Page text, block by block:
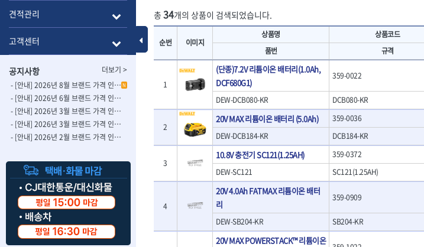
Toggle Menu
- 롱별소켓
- 임팩롱별소켓
- 육각비트소켓
- 임팩육각비트소켓
- 별비트소켓
- XZN비트소켓
- 임팩육각비트
- 임팩비트
- 유니버셜조인트
- 연결대
- 임팩연결대
- 볼연결대
- 라쳇핸들
- 오스타세트
- 파이프가공기
- 파이프바이스
- 유압전선압착기
- 듀잇밴더
- 마이크로드레인
- 마이크로릴
- 시스네이크컴팩
- 시스네이크미니릴
- 시스네이크
- 배관검사용모니터
- 내시경카메라
- 라인송신기
- 탐지용수신기
- 콤비네이션청소기
- 수동스피너
- 프렉스샤프트
- 케이블타이
- 스피커
안전용품
- 안전안경
- 안전고글
- 방진마스크
- 방독마스크
- 보호복
- 장갑
- 낙하방지코드
- 열풍기
- 히터
- 충전식분무기
자동차공구.장비
자동차용장비
- 타이어탈착기
FLEX
FLEXCUT
HAZET
ISOTOOL
JOKARI KAKURI
KHEIRON KLEIN
KTC KUKEN
LIENIELSEN
LOCTITE LOGOSOL(AGMA)
MAFELL
MARTOR MAYHEW
MORSE
NANIWA NICHOLSON
OSEIN
PB PFEIL
RICHMOND RIDGID
ROTHENBERGER
RUBI RUKO
SCANGRIP
Scanprobe SENCI
SICE
SKIL SMOOS
STANZANI SWANSON
THETA -직판오일등
THETA-공구함 THETA-드라이버
견적관리
고객센터
공지사항
더보기 >
- [안내] 2026년 8월 브랜드 가격 인상 사전 안내의 건 N
- [안내] 2026년 6월 브랜드 가격 인상 사전 안내의 건
- [안내] 2026년 3월 브랜드 가격 인상 사전 안내의 건-2
- [안내] 2026년 3월 브랜드 가격 인상 사전 안내의 건
- [안내] 2026년 2월 브랜드 가격 인상 사전 안내의 건
총 34개의 상품이 검색되었습니다.
순번 이미지
상품명 상품코드
품번
규격
1
(단종)7.2V 리튬이온 배터리(1.0Ah,
DCF680G1)
359-0022
DEW-DCB080-KR DCB080-KR
2
20V MAX 리튬이온 배터리 (5.0Ah) 359-0036
DEW-DCB184-KR
DCB184-KR
3
10.8V 충전기 SC121(1.25AH) 359-0372
DEW-SC121
SC121(1.25AH)
4
20V 4.0Ah FATMAX 리튬이온 배터
리
359-0909
DEW-SB204-KR SB204-KR
20V MAX POWERSTACK™ 리튬이온